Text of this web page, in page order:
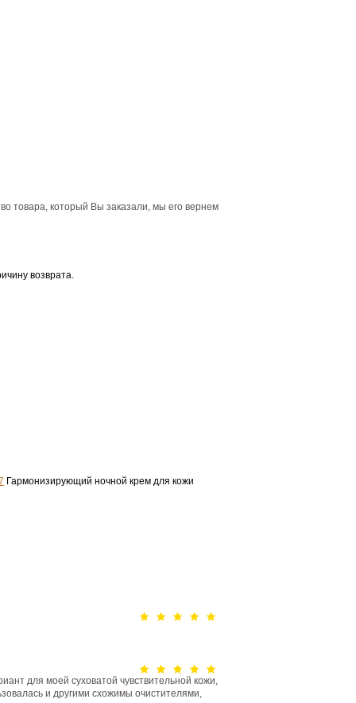
товара, который Вы заказали, мы его вернем
возврата.
Гармонизирующий ночной крем для кожи
для моей суховатой чувствительной кожи,
и другими схожимы очистителями,